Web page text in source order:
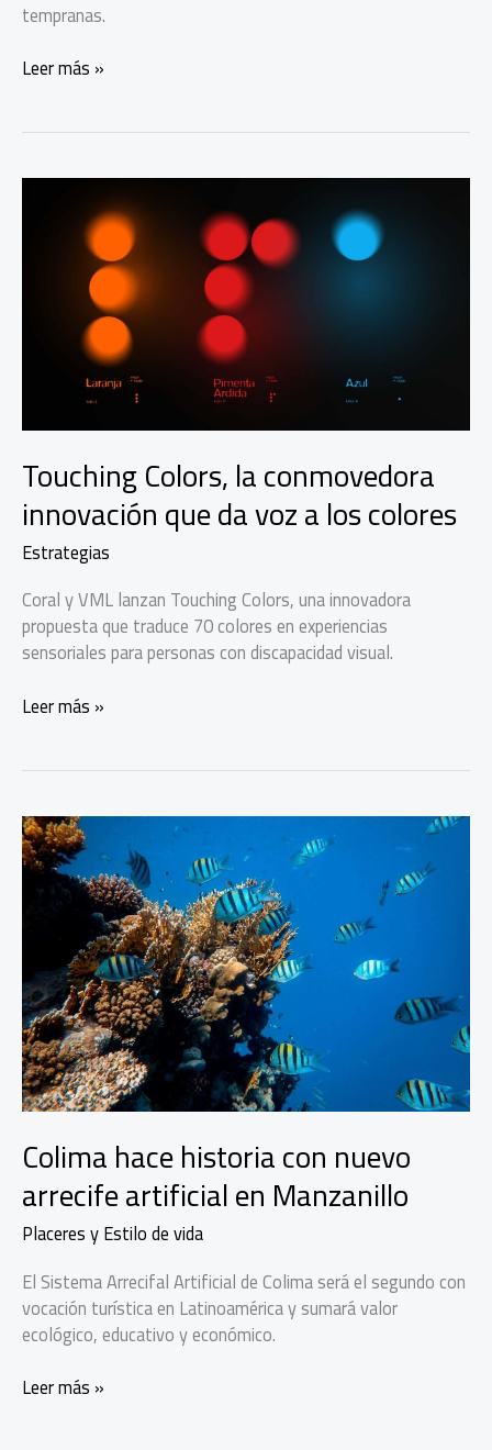
tempranas.
Prueba
detectar
cervicouterino
Leer más »
Touching Colors, la conmovedora
innovación que da voz a los colores
Estrategias
Coral y VML lanzan Touching Colors, una innovadora
propuesta que traduce 70 colores en experiencias
sensoriales para personas con discapacidad visual.
Touching
innovación
que
da
voz
colores
Leer más »
Colima hace historia con nuevo
arrecife artificial en Manzanillo
Placeres y Estilo de vida
El Sistema Arrecifal Artificial de Colima será el segundo con
vocación turística en Latinoamérica y sumará valor
ecológico, educativo y económico.
Colima
Leer más »